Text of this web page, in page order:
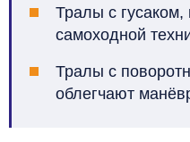
Тралы с
самоходной
Тралы с
облегчают